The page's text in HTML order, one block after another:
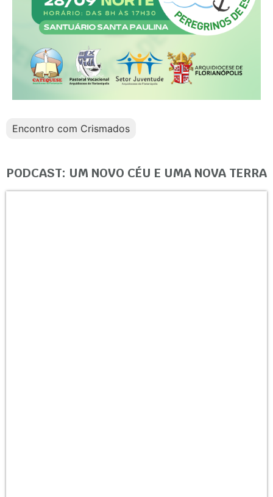
Encontro com Crismados
PODCAST: UM NOVO CÉU E UMA NOVA TERRA